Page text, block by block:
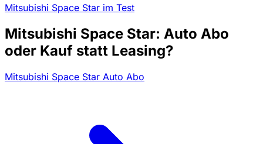
Mitsubishi Space Star im Test
Mitsubishi Space Star: Auto Abo
oder Kauf statt Leasing?
Mitsubishi Space Star Auto Abo